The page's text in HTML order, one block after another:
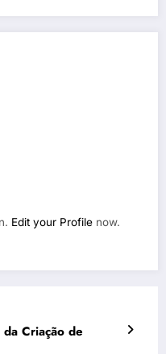
Edit your Profile now.
Criação de